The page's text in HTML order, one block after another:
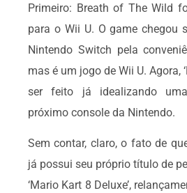
Primeiro: Breath of The Wild
para o Wii U. O game chegou
Nintendo Switch pela
mas é um jogo de Wii U. Agora,
ser feito já idealizando
próximo console da Nintendo.
Sem contar, claro, o fato de
já possui seu próprio título de
‘Mario Kart 8 Deluxe’,